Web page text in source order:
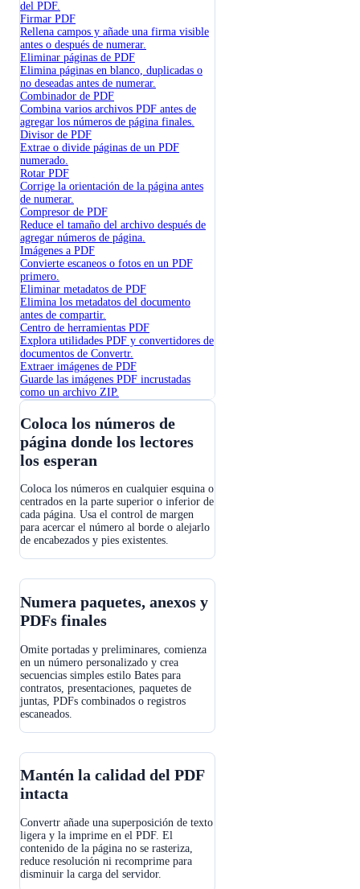
del PDF.
Firmar PDF
Rellena campos y añade una firma visible
antes o después de numerar.
Eliminar páginas de PDF
Elimina páginas en blanco, duplicadas o
no deseadas antes de numerar.
Combinador de PDF
Combina varios archivos PDF antes de
agregar los números de página finales.
Divisor de PDF
Extrae o divide páginas de un PDF
numerado.
Rotar PDF
Corrige la orientación de la página antes
de numerar.
Compresor de PDF
Reduce el tamaño del archivo después de
agregar números de página.
Imágenes a PDF
Convierte escaneos o fotos en un PDF
primero.
Eliminar metadatos de PDF
Elimina los metadatos del documento
antes de compartir.
Centro de herramientas PDF
Explora utilidades PDF y convertidores de
documentos de Convertr.
Extraer imágenes de PDF
Guarde las imágenes PDF incrustadas
como un archivo ZIP.
Coloca los números de
página donde los lectores
los esperan
Coloca los números en cualquier esquina o
centrados en la parte superior o inferior de
cada página. Usa el control de margen
para acercar el número al borde o alejarlo
de encabezados y pies existentes.
Numera paquetes, anexos y
PDFs finales
Omite portadas y preliminares, comienza
en un número personalizado y crea
secuencias simples estilo Bates para
contratos, presentaciones, paquetes de
juntas, PDFs combinados o registros
escaneados.
Mantén la calidad del PDF
intacta
Convertr añade una superposición de texto
ligera y la imprime en el PDF. El
contenido de la página no se rasteriza,
reduce resolución ni recomprime para
disminuir la carga del servidor.